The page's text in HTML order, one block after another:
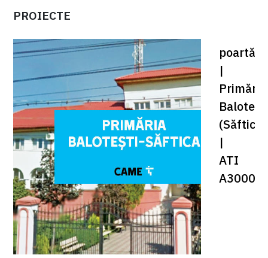
PROIECTE
poartă
|
Primăria
(Săftica)
|
ATI
A3000